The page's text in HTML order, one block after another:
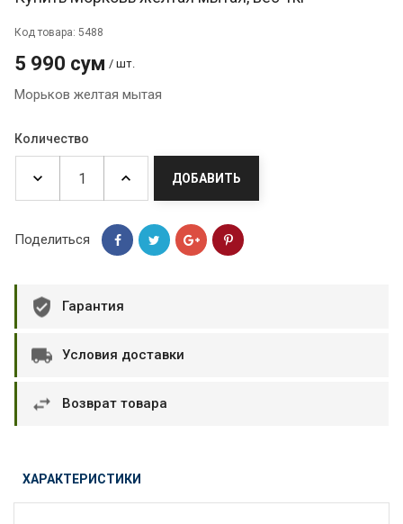
Код товара: 5488
5 990 сум / шт.
Морьков желтая мытая
Количество
ДОБАВИТЬ
Поделиться
Гарантия
Условия доставки
Возврат товара
ХАРАКТЕРИСТИКИ